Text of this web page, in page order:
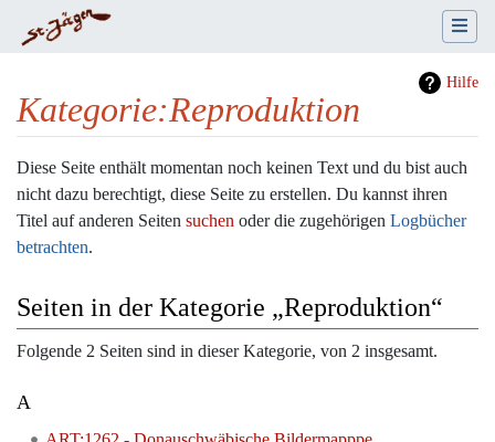
Hilfe
Kategorie:Reproduktion
Wechseln zu:Navigation,Suche
Diese Seite enthält momentan noch keinen Text und du bist auch
nicht dazu berechtigt, diese Seite zu erstellen. Du kannst ihren
Titel auf anderen Seiten suchen oder die zugehörigen Logbücher
betrachten.
Seiten in der Kategorie „Reproduktion“
Folgende 2 Seiten sind in dieser Kategorie, von 2 insgesamt.
A